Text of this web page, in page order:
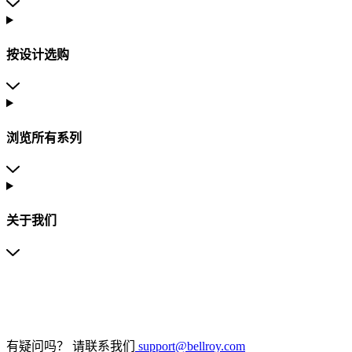
按设计选购
浏览所有系列
关于我们
有疑问吗？ 请联系我们 support@bellroy.com